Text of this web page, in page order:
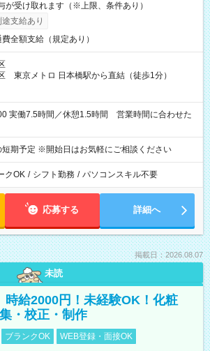
が受け取れます（※上限、条件あり）
支給あり
全額支給（規定あり）
東京メトロ 日本橋駅から直結（徒歩1分）
せた
期予定 ※開始日はお気軽にご相談ください
クOK / シフト勤務 / パソコンスキル不要
応募する 詳細へ
掲載日：2026.08.07
未読
時給2000円！未経験OK！化粧
・校正・制作
ブランクOK WEB登録・面接OK